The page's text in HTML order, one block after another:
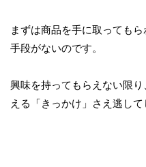
まずは商品を手に取っても
手段がないのです。
興味を持ってもらえない限
える「きっかけ」さえ逃して